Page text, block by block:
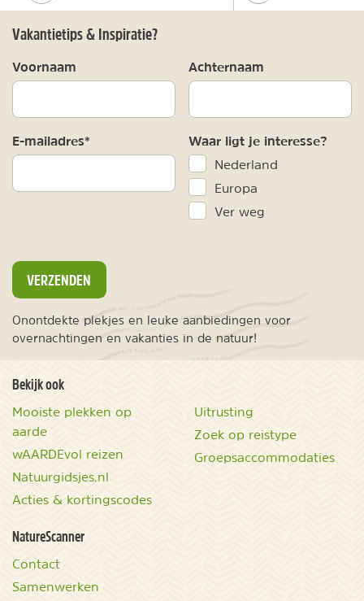
Vakantietips & Inspiratie?
Voornaam Achternaam
E-mailadres* Waar ligt je interesse?
Nederland
Europa
Ver weg
VERZENDEN
Onontdekte plekjes en leuke aanbiedingen voor
overnachtingen en vakanties in de natuur!
Bekijk ook
Mooiste plekken op
aarde
wAARDEvol reizen
Natuurgidsjes.nl
Acties & kortingscodes
Uitrusting
Zoek op reistype
Groepsaccommodaties
NatureScanner
Contact
Samenwerken